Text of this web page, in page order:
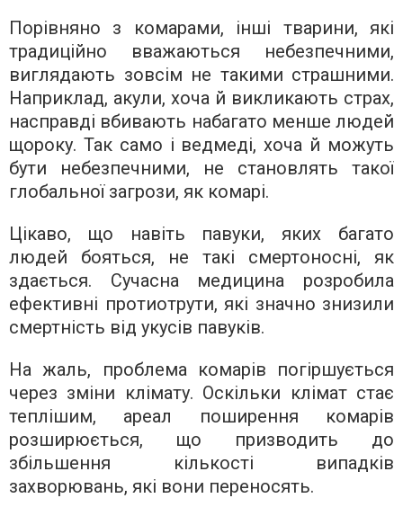
Порівняно з комарами, інші тварини, які
традиційно вважаються небезпечними,
виглядають зовсім не такими страшними.
Наприклад, акули, хоча й викликають страх,
насправді вбивають набагато менше людей
щороку. Так само і ведмеді, хоча й можуть
бути небезпечними, не становлять такої
глобальної загрози, як комарі.
Цікаво, що навіть павуки, яких багато
людей бояться, не такі смертоносні, як
здається. Сучасна медицина розробила
ефективні протиотрути, які значно знизили
смертність від укусів павуків.
На жаль, проблема комарів погіршується
через зміни клімату. Оскільки клімат стає
теплішим, ареал поширення комарів
розширюється, що призводить до
збільшення кількості випадків
захворювань, які вони переносять.